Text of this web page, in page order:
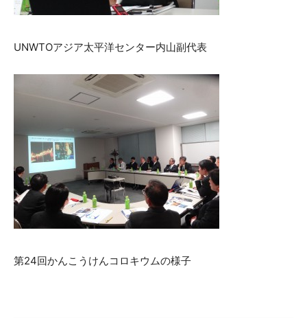
UNWTOアジア太平洋センター内山副代表
第24回かんこうけんコロキウムの様子